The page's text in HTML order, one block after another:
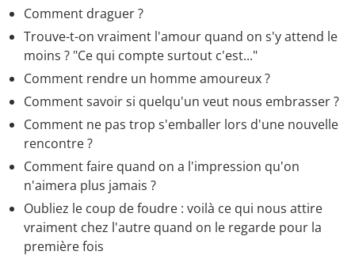
Comment draguer ?
Trouve-t-on vraiment l'amour quand on s'y attend le
moins ? "Ce qui compte surtout c'est..."
Comment rendre un homme amoureux ?
Comment savoir si quelqu'un veut nous embrasser ?
Comment ne pas trop s'emballer lors d'une nouvelle
rencontre ?
Comment faire quand on a l'impression qu'on
n'aimera plus jamais ?
Oubliez le coup de foudre : voilà ce qui nous attire
vraiment chez l'autre quand on le regarde pour la
première fois